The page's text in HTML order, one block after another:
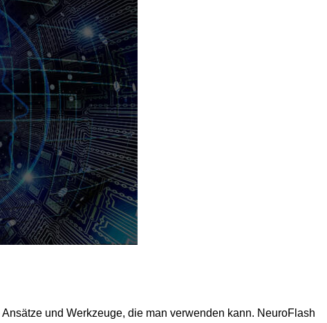
und Werkzeuge, die man verwenden kann. NeuroFlash